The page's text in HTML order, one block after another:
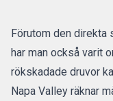
Förutom den direkta
har man också varit
rökskadade druvor
Napa Valley räknar